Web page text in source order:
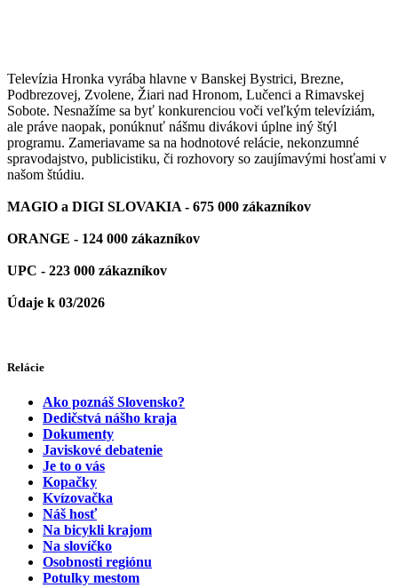
Televízia Hronka vyrába hlavne v Banskej Bystrici, Brezne,
Podbrezovej, Zvolene, Žiari nad Hronom, Lučenci a Rimavskej
Sobote. Nesnažíme sa byť konkurenciou voči veľkým televíziám,
ale práve naopak, ponúknuť nášmu divákovi úplne iný štýl
programu. Zameriavame sa na hodnotové relácie, nekonzumné
spravodajstvo, publicistiku, či rozhovory so zaujímavými hosťami v
našom štúdiu.
MAGIO a DIGI SLOVAKIA - 675 000 zákazníkov
ORANGE - 124 000 zákazníkov
UPC - 223 000 zákazníkov
Údaje k 03/2026
Relácie
Ako poznáš Slovensko?
Dedičstvá nášho kraja
Dokumenty
Javiskové debatenie
Je to o vás
Kopačky
Kvízovačka
Náš hosť
Na bicykli krajom
Na slovíčko
Osobnosti regiónu
Potulky mestom